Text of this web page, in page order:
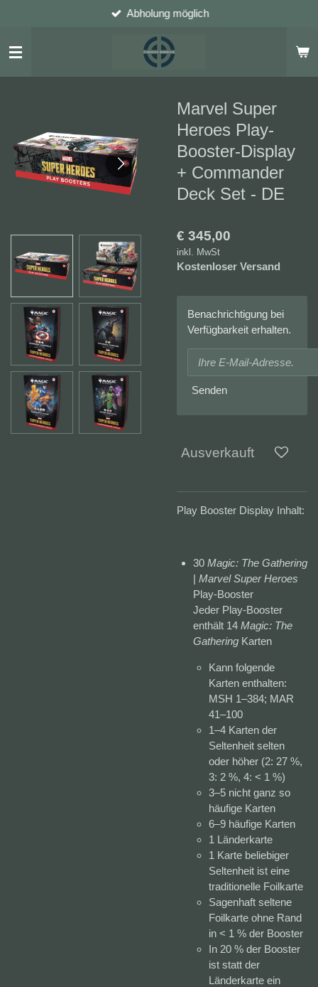
springen
Abholung möglich
Marvel Super
Heroes Play-
Booster-Display
+ Commander
Deck Set - DE
€ 345,00
inkl. MwSt
Kostenloser Versand
Benachrichtigung bei
Verfügbarkeit erhalten.
Senden
Ausverkauft
Play Booster Display Inhalt:
30 Magic: The Gathering
| Marvel Super Heroes
Play-Booster
Jeder Play-Booster
enthält 14 Magic: The
GatheringKarten
Kann folgende
Karten enthalten:
MSH 1–384; MAR
41–100
1–4 Karten der
Seltenheit selten
oder höher (2: 27 %,
3: 2 %, 4: < 1 %)
3–5 nicht ganz so
häufige Karten
6–9 häufige Karten
1 Länderkarte
1 Karte beliebiger
Seltenheit ist eine
traditionelle Foilkarte
Sagenhaft seltene
Foilkarte ohne Rand
in < 1 % der Booster
In 20 % der Booster
ist statt der
Länderkarte ein